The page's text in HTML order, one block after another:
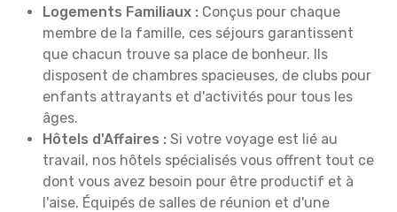
Logements Familiaux : Conçus pour chaque
membre de la famille, ces séjours garantissent
que chacun trouve sa place de bonheur. Ils
disposent de chambres spacieuses, de clubs pour
enfants attrayants et d'activités pour tous les
âges.
Hôtels d'Affaires : Si votre voyage est lié au
travail, nos hôtels spécialisés vous offrent tout ce
dont vous avez besoin pour être productif et à
l'aise. Équipés de salles de réunion et d'une